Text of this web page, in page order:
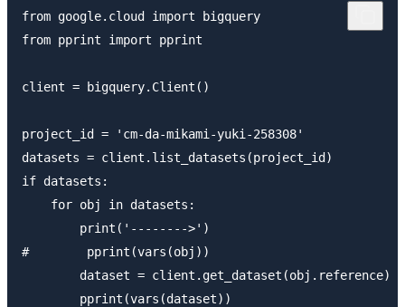
from google.cloud import bigquery
from pprint import pprint
client = bigquery.Client()
project_id = 'cm-da-mikami-yuki-258308'
datasets = client.list_datasets(project_id)
if datasets:
    for obj in datasets:
        print('-------->')
#        pprint(vars(obj))
        dataset = client.get_dataset(obj.reference)
        pprint(vars(dataset))